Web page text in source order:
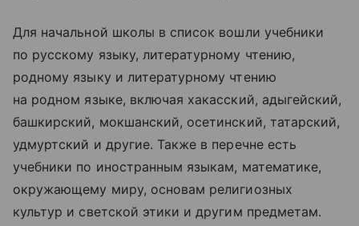
Для начальной школы в список вошли учебники
по русскому языку, литературному чтению,
родному языку и литературному чтению
на родном языке, включая хакасский, адыгейский,
башкирский, мокшанский, осетинский, татарский,
удмуртский и другие. Также в перечне есть
учебники по иностранным языкам, математике,
окружающему миру, основам религиозных
культур и светской этики и другим предметам.